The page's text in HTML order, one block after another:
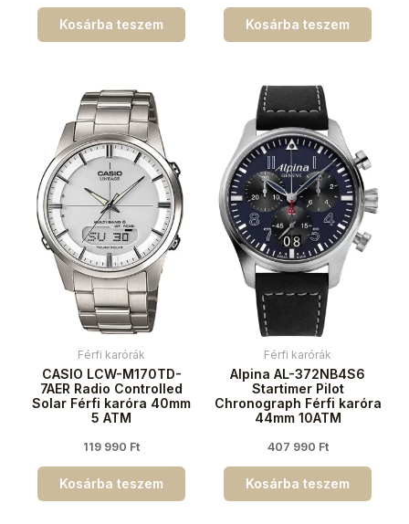
Kosárba teszem Kosárba teszem
Férfi karórák
CASIO LCW-M170TD-
7AER Radio Controlled
Solar Férfi karóra 40mm
5 ATM
119 990 Ft
Kosárba teszem
Férfi karórák
Alpina AL-372NB4S6
Startimer Pilot
Chronograph Férfi karóra
44mm 10ATM
407 990 Ft
Kosárba teszem